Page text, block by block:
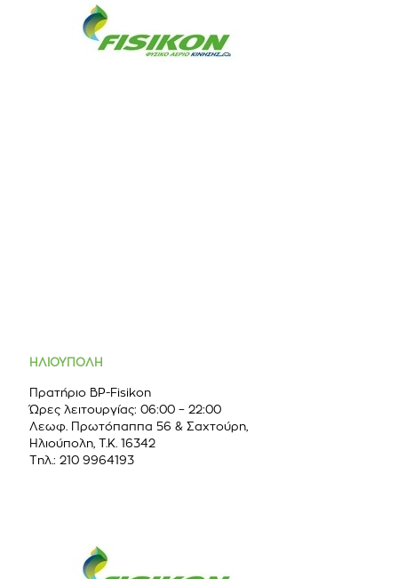
ΗΛΙΟΥΠΟΛΗ
Πρατήριο BP-Fisikon
Ώρες λειτουργίας: 06:00 – 22:00
Λεωφ. Πρωτόπαππα 56 & Σαχτούρη,
Ηλιούπολη, Τ.Κ. 16342
Τηλ.: 210 9964193